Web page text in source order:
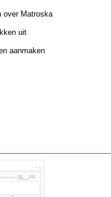
over Matroska
uit
aanmaken